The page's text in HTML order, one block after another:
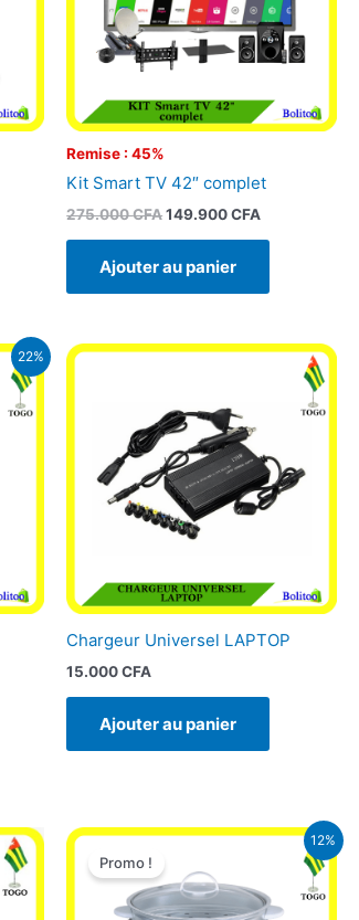
Remise : 45%
Kit Smart TV 42″ complet
275.000CFA149.900CFA
Ajouter au panier
22%
Chargeur Universel LAPTOP
15.000CFA
Ajouter au panier
12%
Promo !
Le
initial
était :
25.000 CFA.
Le
est :
22.000 CFA.